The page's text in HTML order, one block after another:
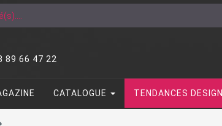
89 66 47 22
CATALOGUE TENDANCES DESIGN